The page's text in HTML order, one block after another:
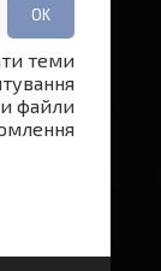
теми
файли